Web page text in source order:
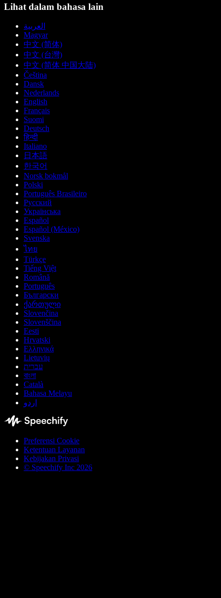
Lihat dalam bahasa lain
العربية
Magyar
中文 (简体)
中文 (台灣)
中文 (简体 中国大陆)
Čeština
Dansk
Nederlands
English
Français
Suomi
Deutsch
हिन्दी
Italiano
日本語
한국어
Norsk bokmål
Polski
Português Brasileiro
Русский
Українська
Español
Español (México)
Svenska
ไทย
Türkçe
Tiếng Việt
Română
Português
Български
ქართული
Slovenčina
Slovenščina
Eesti
Hrvatski
Ελληνικά
Lietuvių
עברית
বাংলা
Català
Bahasa Melayu
اردو
Preferensi Cookie
Ketentuan Layanan
Kebijakan Privasi
© Speechify Inc 2026